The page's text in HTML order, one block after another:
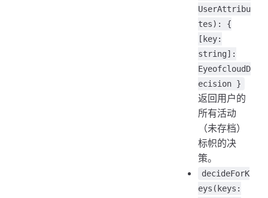
UserAttribu
tes): {
[key:
string]:
EyeofcloudD
ecision }
返回用户的
所有活动
（未存档）
标帜的决
策。
decideForK
eys(keys: